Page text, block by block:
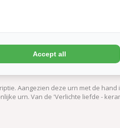
keramische urn, ontworpen door
prachtig bewerkt met een
voorzien van een waxinelicht
de twee gouden harten prachtig
Aangezien deze urn met de
urn. Van de 'Verlichte liefde -
Accept all